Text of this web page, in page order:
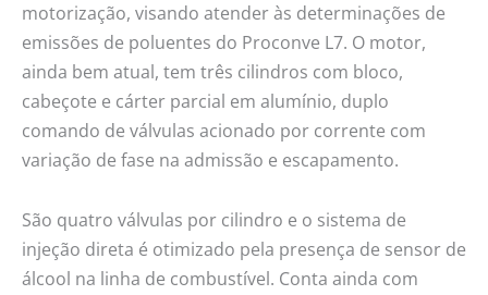
motorização, visando atender às determinações de
emissões de poluentes do Proconve L7. O motor,
ainda bem atual, tem três cilindros com bloco,
cabeçote e cárter parcial em alumínio, duplo
comando de válvulas acionado por corrente com
variação de fase na admissão e escapamento.
São quatro válvulas por cilindro e o sistema de
injeção direta é otimizado pela presença de sensor de
álcool na linha de combustível. Conta ainda com